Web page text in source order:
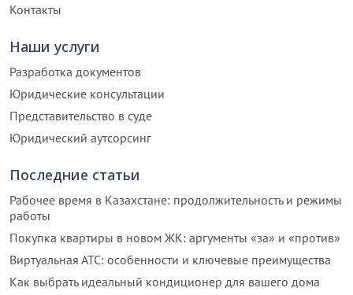
Контакты
Наши услуги
Разработка документов
Юридические консультации
Представительство в суде
Юридический аутсорсинг
Последние статьи
Рабочее время в Казахстане: продолжительность и режимы
работы
Покупка квартиры в новом ЖК: аргументы «за» и «против»
Виртуальная АТС: особенности и ключевые преимущества
Как выбрать идеальный кондиционер для вашего дома